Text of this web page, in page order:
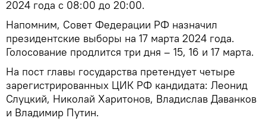
2024 года с 08:00 до 20:00.
Напомним, Совет Федерации РФ назначил
президентские выборы на 17 марта 2024 года.
Голосование продлится три дня – 15, 16 и 17 марта.
На пост главы государства претендует четыре
зарегистрированных ЦИК РФ кандидата: Леонид
Слуцкий, Николай Харитонов, Владислав Даванков
и Владимир Путин.